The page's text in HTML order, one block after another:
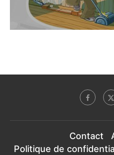
Contact
Politique de